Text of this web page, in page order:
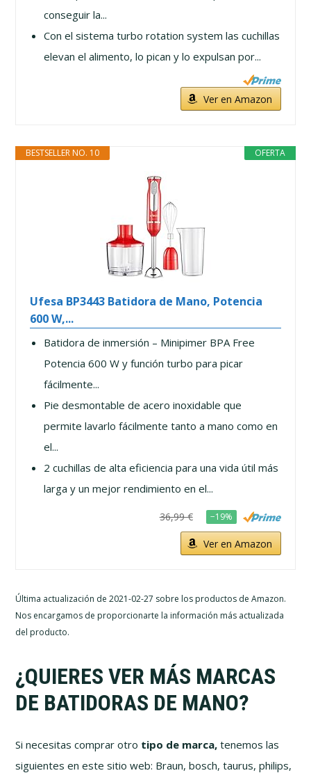
conseguir la...
Con el sistema turbo rotation system las cuchillas
elevan el alimento, lo pican y lo expulsan por...
Ver en Amazon
OFERTA
BESTSELLER NO. 10
Ufesa BP3443 Batidora de Mano, Potencia
600 W,...
Batidora de inmersión – Minipimer BPA Free
Potencia 600 W y función turbo para picar
fácilmente...
Pie desmontable de acero inoxidable que
permite lavarlo fácilmente tanto a mano como en
el...
2 cuchillas de alta eficiencia para una vida útil más
larga y un mejor rendimiento en el...
36,99 € −19%
Ver en Amazon
Última actualización de 2021-02-27 sobre los productos de Amazon.
Nos encargamos de proporcionarte la información más actualizada
del producto.
¿QUIERES VER MÁS MARCAS
DE BATIDORAS DE MANO?
Si necesitas comprar otro tipo de marca, tenemos las
siguientes en este sitio web: Braun, bosch, taurus, philips,